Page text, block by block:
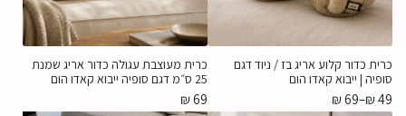
כרית כדור קלוע אריג בז / ניוד דגם
סופיה | ייבוא קאדו הום
₪49
–
₪69
כרית מעוצבת עגולה כדור אריג שמנת
25 ס״מ דגם סופיה ייבוא קאדו הום
₪69